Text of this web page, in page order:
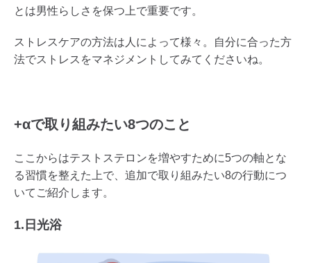
とは男性らしさを保つ上で重要です。
ストレスケアの方法は人によって様々。自分に合った方
法でストレスをマネジメントしてみてくださいね。
+αで取り組みたい8つのこと
ここからはテストステロンを増やすために5つの軸とな
る習慣を整えた上で、追加で取り組みたい8の行動につ
いてご紹介します。
1.日光浴